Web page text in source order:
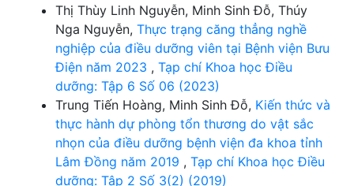
Thị Thùy Linh Nguyễn, Minh Sinh Đỗ, Thúy
Nga Nguyễn, Thực trạng căng thẳng nghề
nghiệp của điều dưỡng viên tại Bệnh viện Bưu
Điện năm 2023 , Tạp chí Khoa học Điều
dưỡng: Tập 6 Số 06 (2023)
Trung Tiến Hoàng, Minh Sinh Đỗ, Kiến thức và
thực hành dự phòng tổn thương do vật sắc
nhọn của điều dưỡng bệnh viện đa khoa tỉnh
Lâm Đồng năm 2019 , Tạp chí Khoa học Điều
dưỡng: Tập 2 Số 3(2) (2019)